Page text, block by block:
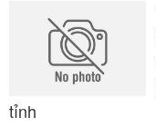
tỉnh